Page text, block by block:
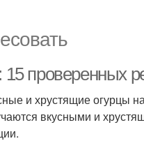
проверенных
и хрустящие огурцы
вкусными и